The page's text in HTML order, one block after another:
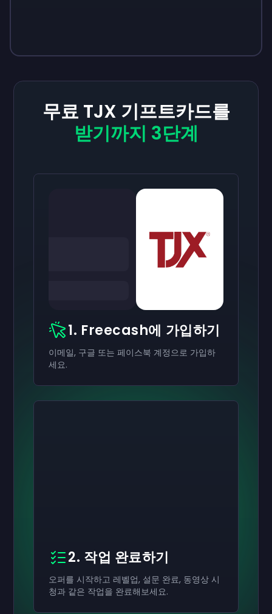
무료 TJX 기프트카드를
받기까지 3단계
1. Freecash에 가입하기
이메일, 구글 또는 페이스북 계정으로 가입하
세요.
2. 작업 완료하기
오퍼를 시작하고 레벨업, 설문 완료, 동영상 시
청과 같은 작업을 완료해보세요.